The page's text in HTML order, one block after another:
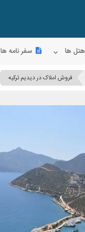
هتل ها سفر نامه ها
فروش املاک در دیدیم ترکیه